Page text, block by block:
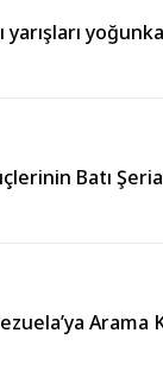
yarışları
Batı